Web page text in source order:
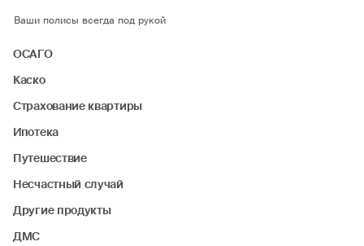
Ваши полисы всегда под рукой
ОСАГО
Каско
Страхование квартиры
Ипотека
Путешествие
Несчастный случай
Другие продукты
ДМС